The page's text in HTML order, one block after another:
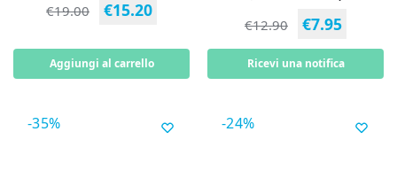
€19.00 €15.20
Aggiungi al carrello
€12.90 €7.95
Ricevi una notifica
-35% -24%